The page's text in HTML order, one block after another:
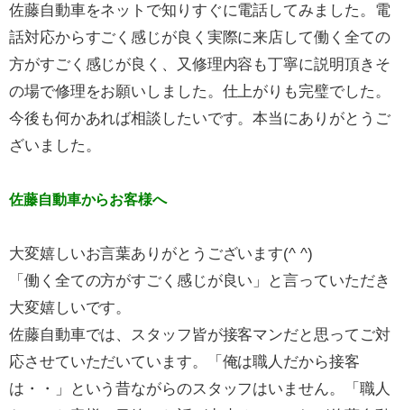
佐藤自動車をネットで知りすぐに電話してみました。電
話対応からすごく感じが良く実際に来店して働く全ての
方がすごく感じが良く、又修理内容も丁寧に説明頂きそ
の場で修理をお願いしました。仕上がりも完璧でした。
今後も何かあれば相談したいです。本当にありがとうご
ざいました。
佐藤自動車からお客様へ
大変嬉しいお言葉ありがとうございます(^ ^)
「働く全ての方がすごく感じが良い」と言っていただき
大変嬉しいです。
佐藤自動車では、スタッフ皆が接客マンだと思ってご対
応させていただいています。「俺は職人だから接客
は・・」という昔ながらのスタッフはいません。「職人